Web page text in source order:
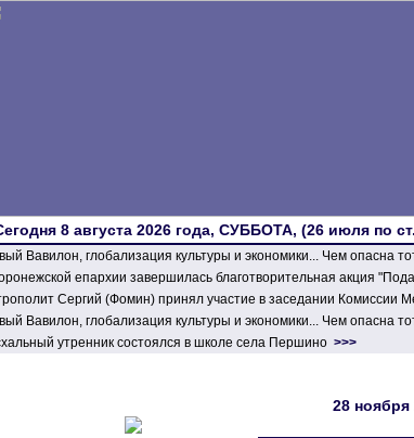
8 августа 2026 года, СУББОТА, (26 июля по
Вавилон, глобализация культуры и экономики... Чем опасна
епархии завершилась благотворительная акция
Сергий (Фомин) принял участие в заседании Комиссии
Вавилон, глобализация культуры и экономики... Чем опасна
утренник состоялся в школе села Першино >>>
28